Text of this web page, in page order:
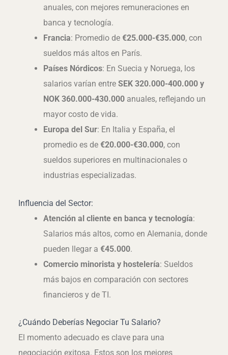
anuales, con mejores remuneraciones en
banca y tecnología.
Francia: Promedio de€25.000-€35.000, con
sueldos más altos en París.
Países Nórdicos: En Suecia y Noruega, los
salarios varían entreSEK 320.000-400.000 y
NOK 360.000-430.000 anuales, reflejando un
mayor costo de vida.
Europa del Sur: En Italia y España, el
promedio es de€20.000-€30.000, con
sueldos superiores en multinacionales o
industrias especializadas.
Influencia del Sector:
Atención al cliente en banca y tecnología:
Salarios más altos, como en Alemania, donde
pueden llegar a€45.000.
Comercio minorista y hostelería: Sueldos
más bajos en comparación con sectores
financieros y de TI.
¿Cuándo Deberías Negociar Tu Salario?
El momento adecuado es clave para una
negociación exitosa. Estos son los mejores